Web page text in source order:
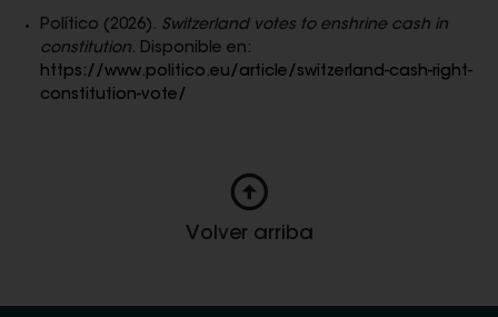
Político (2026). Switzerland votes to enshrine cash in
constitution. Disponible en:
https://www.politico.eu/article/switzerland-cash-right-
constitution-vote/
Volver arriba